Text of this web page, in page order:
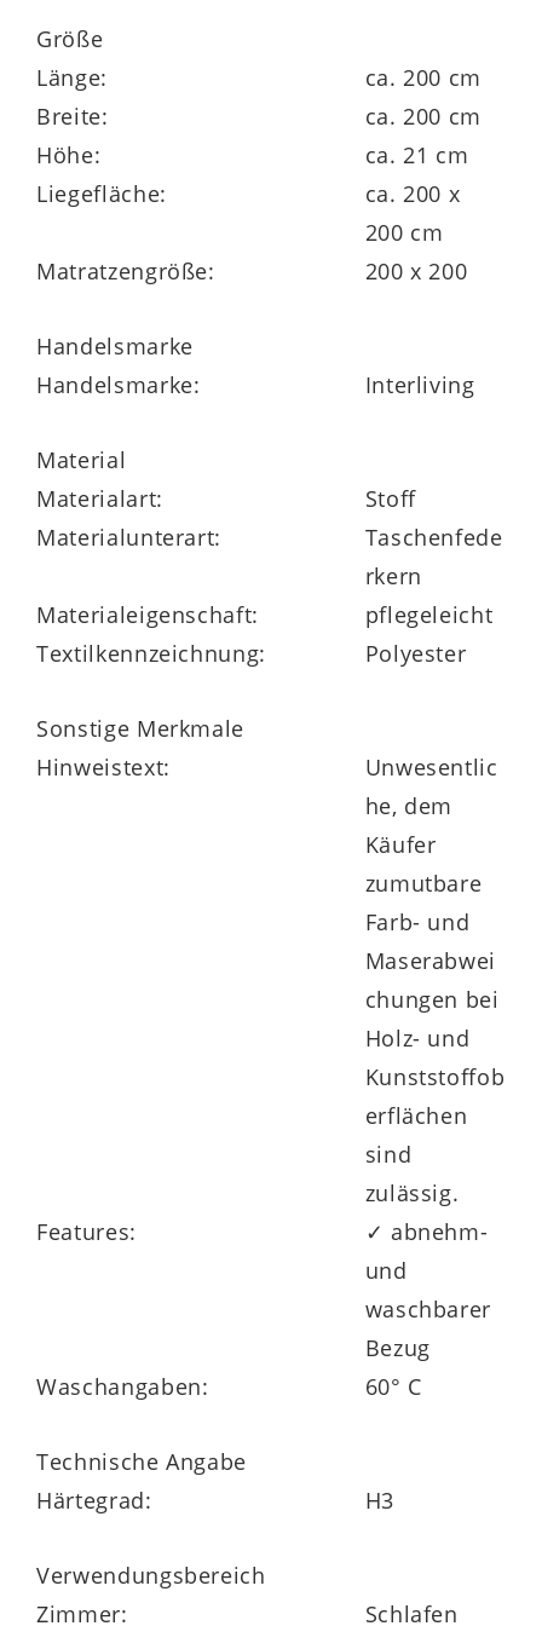
Matratzenhöhe von ca.
ergonomische
7-Zonen-AQUAPUR®-
Federkerntechnologie
mit ca. 440
Taschenfedern (bezogen auf 100 x 200 cm)
ermöglicht eine präzise Körperanpassung
für eine optimale Regeneration über
Nacht.
Dank desSandwichaufbaus
und der
Beckenbereich stützt die Matratze gezielt
alle Körperzonen – von Schulter über
Taille bis Hüfte. Die integrierte
erleichtert das
Ein- und Aussteigen. Zusätzlich eignet sich
die Matratze ideal für den Einsatz auf
und Boxspringbetten
Flexibilität in Größe und
H2 (soft) – empfohlen bis ca. 80 kg
H3 (mittelfest) – empfohlen bis ca. 120 kg
H4 (fest) – empfohlen bis ca. 150 kg
Damit eignet sich das Modell
hervorragend auch als
Partnermatratze
– beide Varianten verfügen über die
Größe
Länge:
ca. 200 cm
Breite:
ca. 200 cm
Höhe:
ca. 21 cm
Liegefläche:
ca. 200 x
200 cm
Matratzengröße:
200 x 200
Handelsmarke
Handelsmarke:
Interliving
Material
Materialart:
Stoff
Materialunterart:
Taschenfede
rkern
Materialeigenschaft:
pflegeleicht
Textilkennzeichnung:
Polyester
Sonstige Merkmale
Hinweistext:
Unwesentlic
he, dem
Käufer
zumutbare
Farb- und
Maserabwei
chungen bei
Holz- und
Kunststoffob
erflächen
sind
zulässig.
Features:
✓ abnehm-
und
waschbarer
Bezug
Waschangaben:
60° C
Technische Angabe
Härtegrad:
H3
Verwendungsbereich
Zimmer:
Schlafen